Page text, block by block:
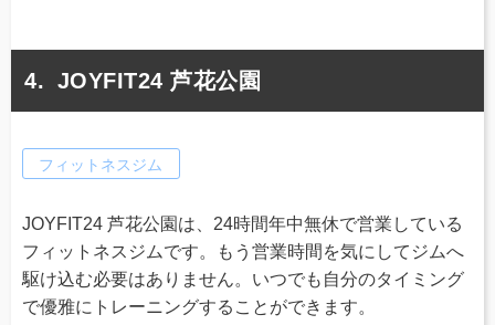
JOYFIT24 芦花公園
フィットネスジム
JOYFIT24 芦花公園は、24時間年中無休で営業している
フィットネスジムです。もう営業時間を気にしてジムへ
駆け込む必要はありません。いつでも自分のタイミング
で優雅にトレーニングすることができます。